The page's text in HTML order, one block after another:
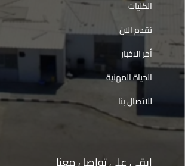
الكليات
تقدم الان
أخر الاخبار
الحياة المهنية
للاتصال بنا